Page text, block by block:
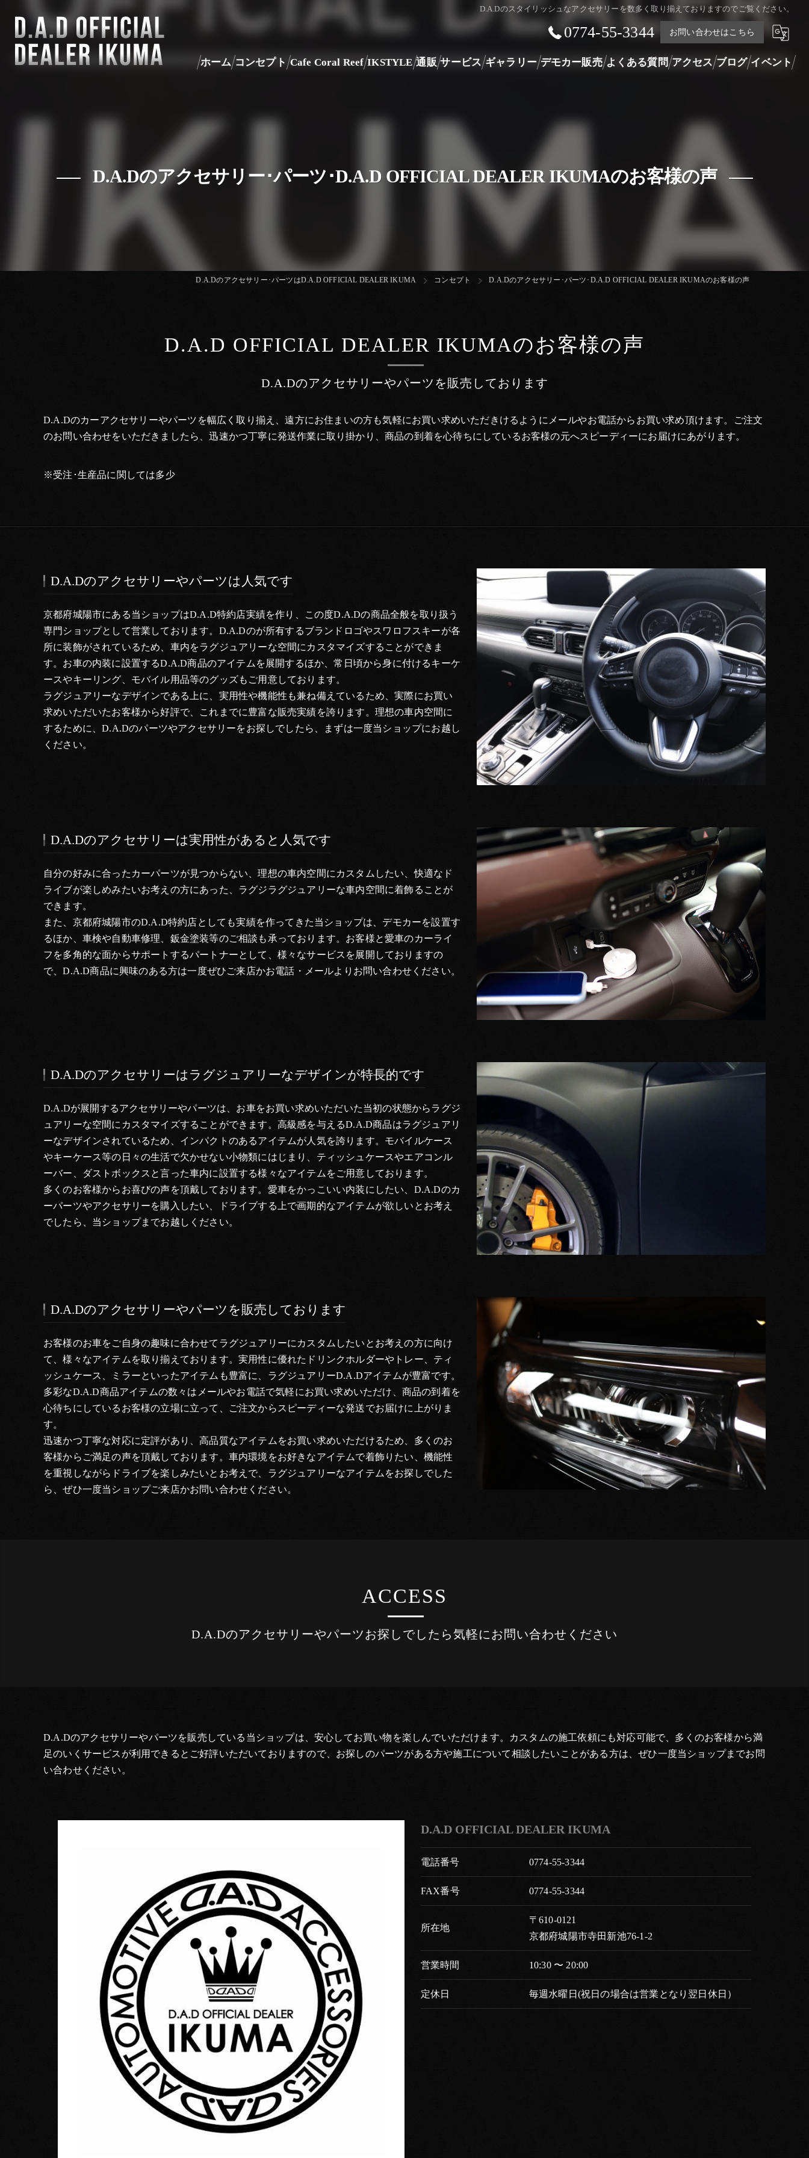
D.A.Dのスタイリッシュなアクセサリーを数多く取り揃えておりますのでご覧ください。
0774-55-3344 お問い合わせはこちら
ホーム コンセプト Cafe Coral Reef IKSTYLE 通販 サービス ギャラリー デモカー販売 よくある質問 アクセス ブログ イベント
D.A.Dのアクセサリー･パーツ･D.A.D OFFICIAL DEALER IKUMAのお客様の声
D.A.Dのアクセサリー･パーツはD.A.D OFFICIAL DEALER IKUMA コンセプト D.A.Dのアクセサリー･パーツ･D.A.D OFFICIAL DEALER IKUMAのお客様の声
D.A.Dのアクセサリーやパーツを販売しております
D.A.D OFFICIAL DEALER IKUMAのお客様の声
D.A.Dのカーアクセサリーやパーツを幅広く取り揃え、遠方にお住まいの方も気軽にお買い求めいただきけるようにメールやお電話からお買い求め頂けます。ご注文
のお問い合わせをいただきましたら、迅速かつ丁寧に発送作業に取り掛かり、商品の到着を心待ちにしているお客様の元へスピーディーにお届けにあがります。
※受注･生産品に関しては多少
D.A.Dのアクセサリーやパーツは人気です
京都府城陽市にある当ショップはD.A.D特約店実績を作り、この度D.A.Dの商品全般を取り扱う
専門ショップとして営業しております。D.A.Dのが所有するブランドロゴやスワロフスキーが各
所に装飾がされているため、車内をラグジュアリーな空間にカスタマイズすることができま
す。お車の内装に設置するD.A.D商品のアイテムを展開するほか、常日頃から身に付けるキーケ
ースやキーリング、モバイル用品等のグッズもご用意しております。
ラグジュアリーなデザインである上に、実用性や機能性も兼ね備えているため、実際にお買い
求めいただいたお客様から好評で、これまでに豊富な販売実績を誇ります。理想の車内空間に
するために、D.A.Dのパーツやアクセサリーをお探しでしたら、まずは一度当ショップにお越し
ください。
D.A.Dのアクセサリーは実用性があると人気です
自分の好みに合ったカーパーツが見つからない、理想の車内空間にカスタムしたい、快適なド
ライブが楽しめみたいお考えの方にあった、ラグジラグジュアリーな車内空間に着飾ることが
できます。
また、京都府城陽市のD.A.D特約店としても実績を作ってきた当ショップは、デモカーを設置す
るほか、車検や自動車修理、鈑金塗装等のご相談も承っております。お客様と愛車のカーライ
フを多角的な面からサポートするパートナーとして、様々なサービスを展開しておりますの
で、D.A.D商品に興味のある方は一度ぜひご来店かお電話・メールよりお問い合わせください。
D.A.Dのアクセサリーはラグジュアリーなデザインが特長的です
D.A.Dが展開するアクセサリーやパーツは、お車をお買い求めいただいた当初の状態からラグジ
ュアリーな空間にカスタマイズすることができます。高級感を与えるD.A.D商品はラグジュアリ
ーなデザインされているため、インパクトのあるアイテムが人気を誇ります。モバイルケース
やキーケース等の日々の生活で欠かせない小物類にはじまり、ティッシュケースやエアコンル
ーバー、ダストボックスと言った車内に設置する様々なアイテムをご用意しております。
多くのお客様からお喜びの声を頂戴しております。愛車をかっこいい内装にしたい、D.A.Dのカ
ーパーツやアクセサリーを購入したい、ドライブする上で画期的なアイテムが欲しいとお考え
でしたら、当ショップまでお越しください。
D.A.Dのアクセサリーやパーツを販売しております
お客様のお車をご自身の趣味に合わせてラグジュアリーにカスタムしたいとお考えの方に向け
て、様々なアイテムを取り揃えております。実用性に優れたドリンクホルダーやトレー、ティ
ッシュケース、ミラーといったアイテムも豊富に、ラグジュアリーD.A.Dアイテムが豊富です。
多彩なD.A.D商品アイテムの数々はメールやお電話で気軽にお買い求めいただけ、商品の到着を
心待ちにしているお客様の立場に立って、ご注文からスピーディーな発送でお届けに上がりま
す。
迅速かつ丁寧な対応に定評があり、高品質なアイテムをお買い求めいただけるため、多くのお
客様からご満足の声を頂戴しております。車内環境をお好きなアイテムで着飾りたい、機能性
を重視しながらドライブを楽しみたいとお考えで、ラグジュアリーなアイテムをお探しでした
ら、ぜひ一度当ショップご来店かお問い合わせください。
D.A.Dのアクセサリーやパーツお探しでしたら気軽にお問い合わせください
ACCESS
D.A.Dのアクセサリーやパーツを販売している当ショップは、安心してお買い物を楽しんでいただけます。カスタムの施工依頼にも対応可能で、多くのお客様から満
足のいくサービスが利用できるとご好評いただいておりますので、お探しのパーツがある方や施工について相談したいことがある方は、ぜひ一度当ショップまでお問
い合わせください。
D.A.D OFFICIAL DEALER IKUMA
電話番号 0774-55-3344
FAX番号 0774-55-3344
所在地
〒610-0121
京都府城陽市寺田新池76-1-2
営業時間 10:30 〜 20:00
定休日 毎週水曜日(祝日の場合は営業となり翌日休日）